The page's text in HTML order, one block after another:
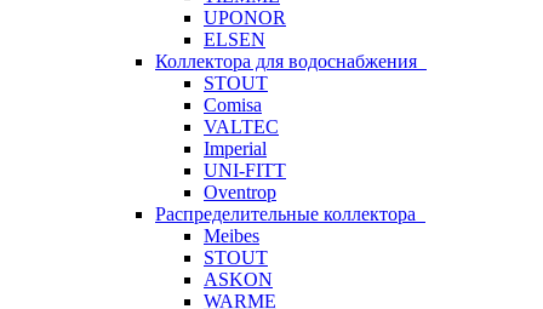
UPONOR
ELSEN
Коллектора для водоснабжения
STOUT
Comisa
VALTEC
Imperial
UNI-FITT
Oventrop
Распределительные коллектора
Meibes
STOUT
ASKON
WARME